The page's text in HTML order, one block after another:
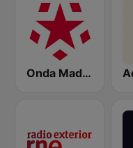
Onda Madrid